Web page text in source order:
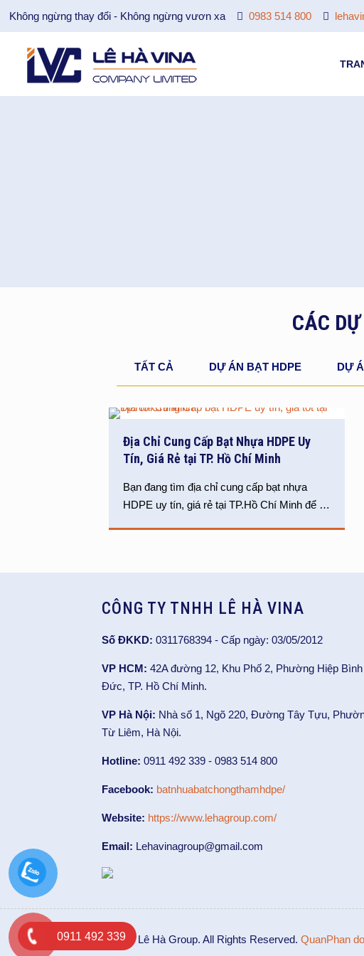
Không ngừng thay đổi - Không ngừng vươn xa 0983 514 800
CÁC
TẤT CẢ DỰ ÁN BẠT HDPE DỰ
Địa Chỉ Cung Cấp Bạt Nhựa HDPE Uy
Tín, Giá Rẻ tại TP. Hồ Chí Minh
Bạn đang tìm địa chỉ cung cấp bạt nhựa
HDPE uy tín, giá rẻ tại TP.Hồ Chí Minh để …
CÔNG TY TNHH LÊ HÀ VINA
Số ĐKKD: 0311768394 - Cấp ngày: 03/05/2012
VP HCM: 42A đường 12, Khu Phố 2, Phường Hiệp
Đức, TP. Hồ Chí Minh.
VP Hà Nội: Nhà số 1, Ngõ 220, Đường Tây Tựu,
Từ Liêm, Hà Nội.
Hotline: 0911 492 339 - 0983 514 800
Facebook: batnhuabatchongthamhdpe/
Website: https://www.lehagroup.com/
Email: Lehavinagroup@gmail.com
© 2014 Lê Hà Group. All Rights Reserved. QuanPhan
0911 492 339